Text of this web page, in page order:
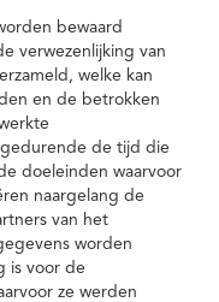
bewaard
verwezenlijking van
welke kan
en de betrokken
de tijd die
doeleinden waarvoor
naargelang de
van het
worden
is voor de
ze werden